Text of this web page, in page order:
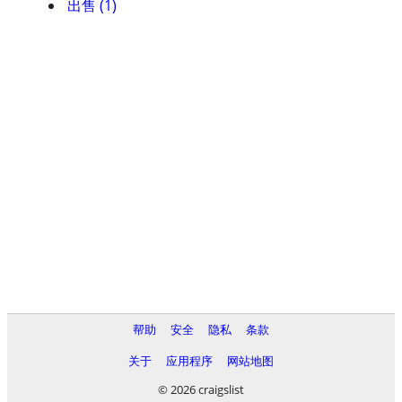
出售 (1)
帮助 安全 隐私
条款
关于
应用程序
网站地图
© 2026 craigslist